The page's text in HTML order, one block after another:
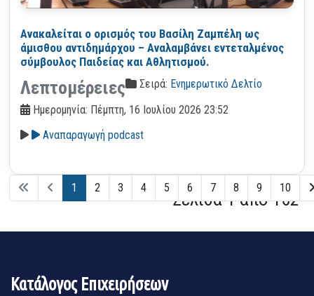
Ανακαλείται ο ορισμός του Βασίλη Ζαμπέλη ως
άμισθου αντιδημάρχου – Αναλαμβάνει εντεταλμένος
σύμβουλος Παιδείας και Αθλητισμού.
Λεπτομέρειες Σειρά: Ενημερωτικό Δελτίο
Ημερομηνία: Πέμπτη, 16 Ιουλίου 2026 23:52
Αναπαραγωγή podcast
Σελίδα 1 από 162
1 2 3 4 5 6 7 8 9 10
Κατάλογος Επιχειρήσεων